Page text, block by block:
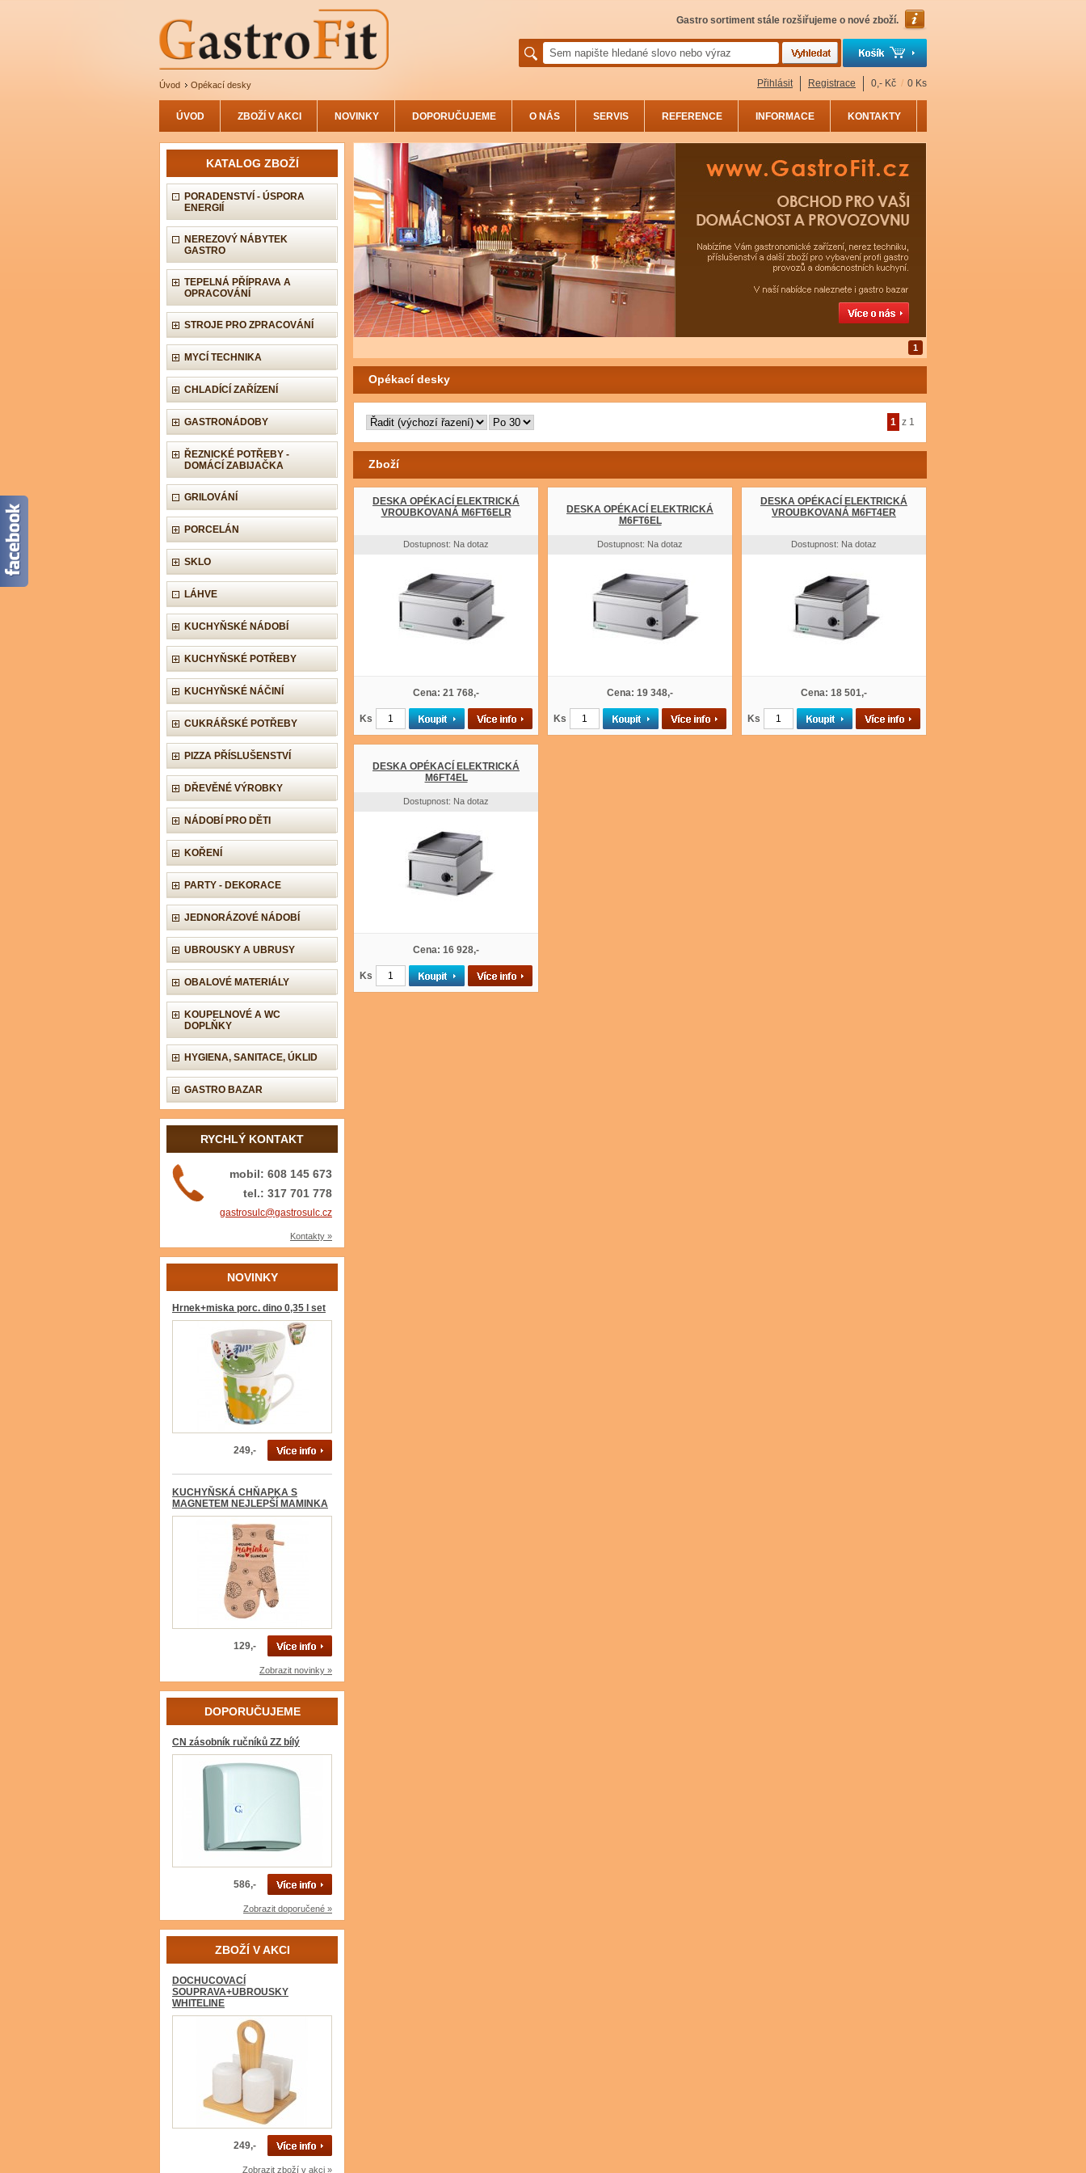
Úvod Opékací desky
Gastro sortiment stále rozšiřujeme o nové zboží.
Přihlásit Registrace 0,- Kč / 0 Ks
ÚVOD ZBOŽÍ V AKCI NOVINKY DOPORUČUJEME O NÁS SERVIS REFERENCE INFORMACE KONTAKTY
KATALOG ZBOŽÍ
PORADENSTVÍ - ÚSPORA
ENERGIÍ
NEREZOVÝ NÁBYTEK
GASTRO
TEPELNÁ PŘÍPRAVA A
OPRACOVÁNÍ
STROJE PRO ZPRACOVÁNÍ
MYCÍ TECHNIKA
CHLADÍCÍ ZAŘÍZENÍ
GASTRONÁDOBY
ŘEZNICKÉ POTŘEBY -
DOMÁCÍ ZABIJAČKA
GRILOVÁNÍ
PORCELÁN
SKLO
LÁHVE
KUCHYŇSKÉ NÁDOBÍ
KUCHYŇSKÉ POTŘEBY
KUCHYŇSKÉ NÁČINÍ
CUKRÁŘSKÉ POTŘEBY
PIZZA PŘÍSLUŠENSTVÍ
DŘEVĚNÉ VÝROBKY
NÁDOBÍ PRO DĚTI
KOŘENÍ
PARTY - DEKORACE
JEDNORÁZOVÉ NÁDOBÍ
UBROUSKY A UBRUSY
OBALOVÉ MATERIÁLY
KOUPELNOVÉ A WC
DOPLŇKY
HYGIENA, SANITACE, ÚKLID
GASTRO BAZAR
RYCHLÝ KONTAKT
mobil: 608 145 673
tel.: 317 701 778
gastrosulc@gastrosulc.cz
Kontakty »
NOVINKY
Hrnek+miska porc. dino 0,35 l set
249,-
KUCHYŇSKÁ CHŇAPKA S
MAGNETEM NEJLEPŠÍ MAMINKA
129,-
Zobrazit novinky »
DOPORUČUJEME
CN zásobník ručníků ZZ bílý
586,-
Zobrazit doporučené »
ZBOŽÍ V AKCI
DOCHUCOVACÍ
SOUPRAVA+UBROUSKY
WHITELINE
249,-
Zobrazit zboží v akci »
1
Opékací desky
Zboží
1 z 1
DESKA OPÉKACÍ ELEKTRICKÁ
VROUBKOVANÁ M6FT6ELR
Dostupnost: Na dotaz
Cena: 21 768,-
Ks
DESKA OPÉKACÍ ELEKTRICKÁ
M6FT6EL
Dostupnost: Na dotaz
Cena: 19 348,-
Ks
DESKA OPÉKACÍ ELEKTRICKÁ
VROUBKOVANÁ M6FT4ER
Dostupnost: Na dotaz
Cena: 18 501,-
Ks
DESKA OPÉKACÍ ELEKTRICKÁ
M6FT4EL
Dostupnost: Na dotaz
Cena: 16 928,-
Ks